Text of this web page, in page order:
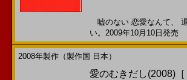
嘘のない 恋愛なんて、
い。2009年10月10日発
2008年製作（製作国 日本）
愛のむきだし(2008)